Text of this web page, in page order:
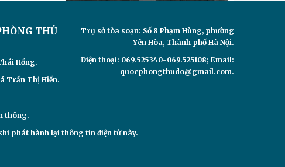
THỦ
Hồng.
Trần Thị Hiền.
Trụ sở tòa soạn: Số 8 Phạm Hùng, phường
Yên Hòa, Thành phố Hà Nội.
Điện thoại: 069.525340-069.525108; Email:
quocphongthudo@gmail.com.
thông.
phát hành lại thông tin điện tử này.